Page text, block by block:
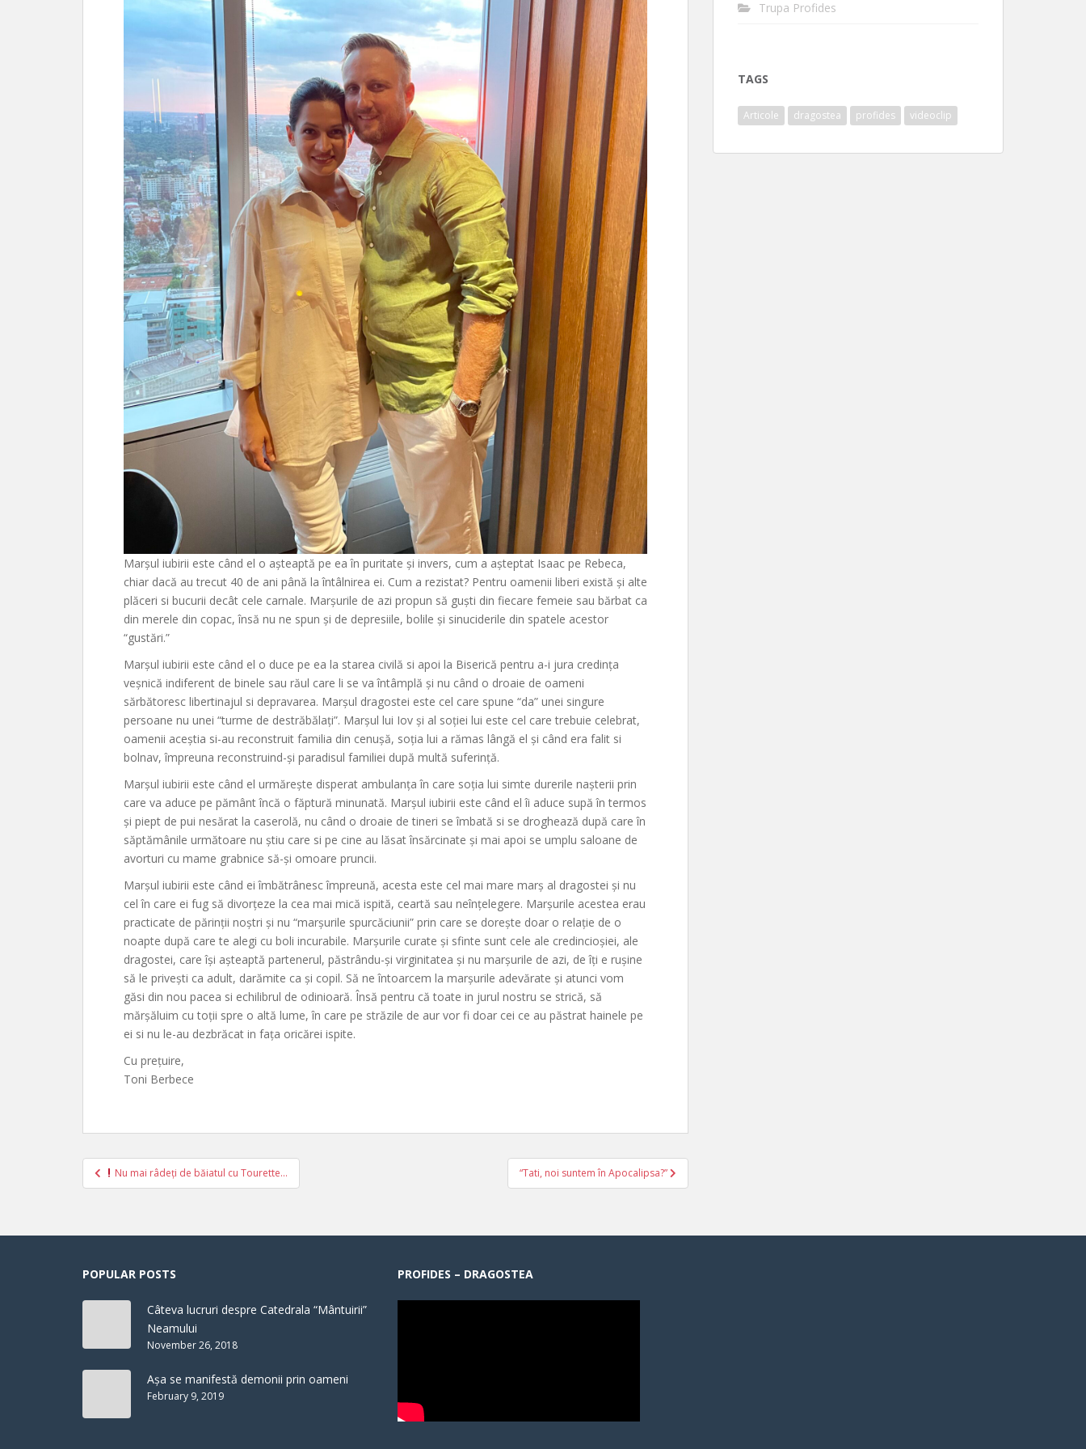
Marșul iubirii este când el o așteaptă pe ea în puritate și invers, cum a așteptat Isaac pe Rebeca,
chiar dacă au trecut 40 de ani până la întâlnirea ei. Cum a rezistat? Pentru oamenii liberi există și alte
plăceri si bucurii decât cele carnale. Marșurile de azi propun să guști din fiecare femeie sau bărbat ca
din merele din copac, însă nu ne spun și de depresiile, bolile și sinuciderile din spatele acestor
“gustări.”
Marșul iubirii este când el o duce pe ea la starea civilă si apoi la Biserică pentru a-i jura credința
veșnică indiferent de binele sau răul care li se va întâmplă și nu când o droaie de oameni
sărbătoresc libertinajul si depravarea. Marșul dragostei este cel care spune “da” unei singure
persoane nu unei “turme de destrăbălați”. Marșul lui Iov și al soției lui este cel care trebuie celebrat,
oamenii aceștia si-au reconstruit familia din cenușă, soția lui a rămas lângă el și când era falit si
bolnav, împreuna reconstruind-și paradisul familiei după multă suferință.
Marșul iubirii este când el urmărește disperat ambulanța în care soția lui simte durerile nașterii prin
care va aduce pe pământ încă o făptură minunată. Marșul iubirii este când el îi aduce supă în termos
și piept de pui nesărat la caserolă, nu când o droaie de tineri se îmbată si se droghează după care în
săptămânile următoare nu știu care si pe cine au lăsat însărcinate și mai apoi se umplu saloane de
avorturi cu mame grabnice să-și omoare pruncii.
Marșul iubirii este când ei îmbătrânesc împreună, acesta este cel mai mare marș al dragostei și nu
cel în care ei fug să divorțeze la cea mai mică ispită, ceartă sau neînțelegere. Marșurile acestea erau
practicate de părinții noștri și nu “marșurile spurcăciunii” prin care se dorește doar o relație de o
noapte după care te alegi cu boli incurabile. Marșurile curate și sfinte sunt cele ale credincioșiei, ale
dragostei, care își așteaptă partenerul, păstrându-și virginitatea și nu marșurile de azi, de îți e rușine
să le privești ca adult, darămite ca și copil. Să ne întoarcem la marșurile adevărate și atunci vom
găsi din nou pacea si echilibrul de odinioară. Însă pentru că toate in jurul nostru se strică, să
mărșăluim cu toții spre o altă lume, în care pe străzile de aur vor fi doar cei ce au păstrat hainele pe
ei si nu le-au dezbrăcat in fața oricărei ispite.
Cu prețuire,
Toni Berbece
Post
navigation
Nu mai râdeți de băiatul cu Tourette… “Tati, noi suntem în Apocalipsa?”
Trupa Profides
TAGS
Articole dragostea profides videoclip
POPULAR POSTS
Câteva lucruri despre Catedrala “Mântuirii”
Neamului
November 26, 2018
Așa se manifestă demonii prin oameni
February 9, 2019
PROFIDES – DRAGOSTEA